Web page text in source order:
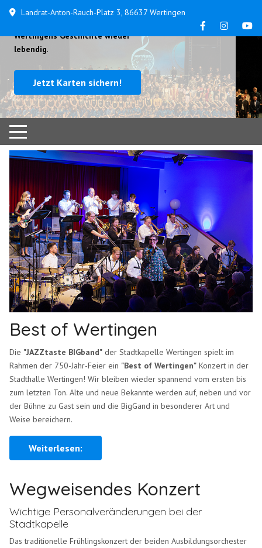
Landrat-Anton-Rauch-Platz 3, 86637 Wertingen
Wertingens Geschichte wieder
lebendig.
Jetzt Karten sichern!
Best of Wertingen
Die "JAZZtaste BIGband" der Stadtkapelle Wertingen spielt im
Rahmen der 750-Jahr-Feier ein "Best of Wertingen" Konzert in der
Stadthalle Wertingen! Wir bleiben wieder spannend vom ersten bis
zum letzten Ton. Alte und neue Bekannte werden auf, neben und vor
der Bühne zu Gast sein und die BigGand in besonderer Art und
Weise bereichern.
Weiterlesen:
Wegweisendes Konzert
Wichtige Personalveränderungen bei der
Stadtkapelle
Das traditionelle Frühlingskonzert der beiden Ausbildungsorchester